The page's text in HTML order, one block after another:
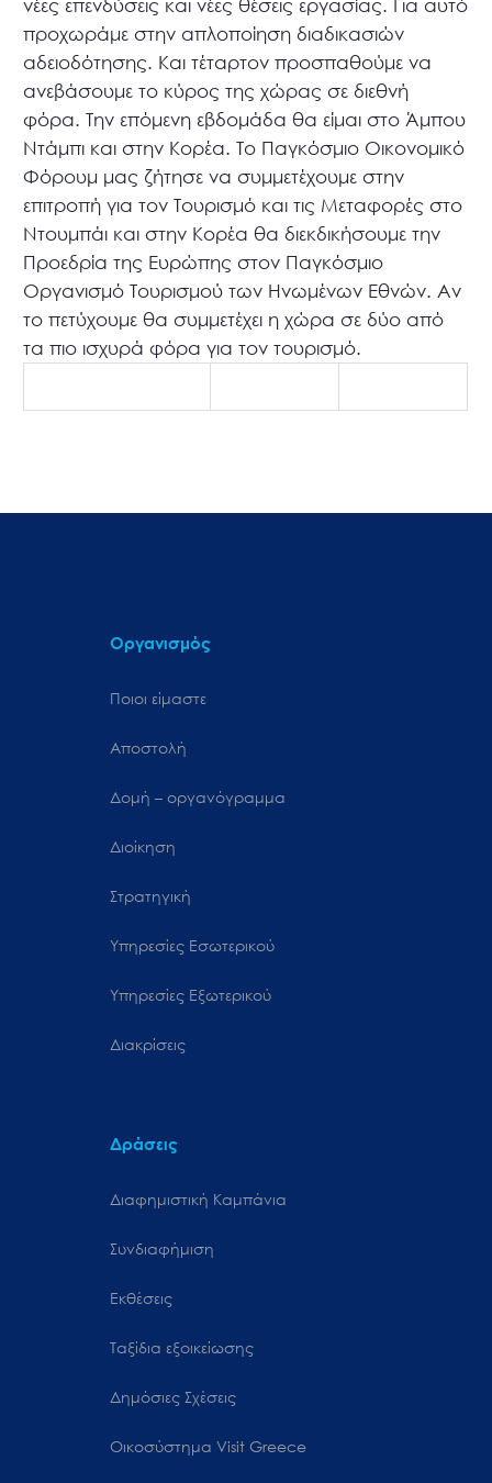
νέες επενδύσεις και νέες θέσεις εργασίας. Για αυτό
προχωράμε στην απλοποίηση διαδικασιών
αδειοδότησης. Και τέταρτον προσπαθούμε να
ανεβάσουμε το κύρος της χώρας σε διεθνή
φόρα. Την επόμενη εβδομάδα θα είμαι στο Άμπου
Ντάμπι και στην Κορέα. Το Παγκόσμιο Οικονομικό
Φόρουμ μας ζήτησε να συμμετέχουμε στην
επιτροπή για τον Τουρισμό και τις Μεταφορές στο
Ντουμπάι και στην Κορέα θα διεκδικήσουμε την
Προεδρία της Ευρώπης στον Παγκόσμιο
Οργανισμό Τουρισμού των Ηνωμένων Εθνών. Αν
το πετύχουμε θα συμμετέχει η χώρα σε δύο από
τα πιο ισχυρά φόρα για τον τουρισμό.
Οργανισμός
Ποιοι είμαστε
Αποστολή
Δομή – οργανόγραμμα
Διοίκηση
Στρατηγική
Υπηρεσίες Εσωτερικού
Υπηρεσίες Εξωτερικού
Διακρίσεις
Δράσεις
Διαφημιστική Καμπάνια
Συνδιαφήμιση
Εκθέσεις
Ταξίδια εξοικείωσης
Δημόσιες Σχέσεις
Oικοσύστημα Visit Greece